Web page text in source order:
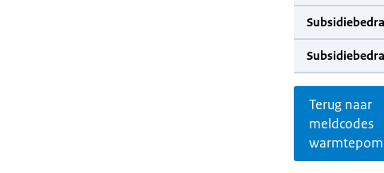
Terug naar
meldcodes